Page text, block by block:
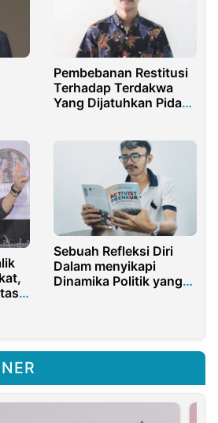
Pembebanan Restitusi
Terhadap Terdakwa
Yang Dijatuhkan Pidana
Sebuah Refleksi Diri
Dalam menyikapi
Dinamika Politik yang